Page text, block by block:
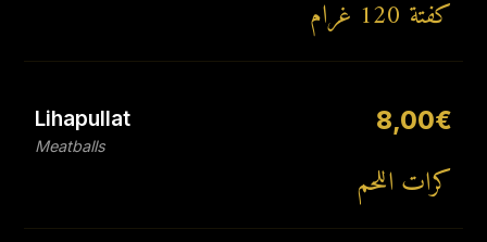
كفتة 120 غرام
Lihapullat
Meatballs
8,00€
كرات اللحم